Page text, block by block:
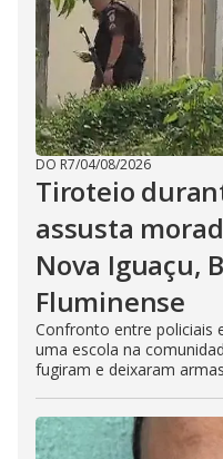
DO R7/04/08/2026
Tiroteio
assusta
Nova Iguaçu,
Fluminense
Confronto entre policiais
uma escola na
fugiram e deixaram